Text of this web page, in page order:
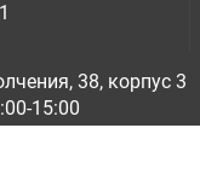
38, корпус 3
15:00